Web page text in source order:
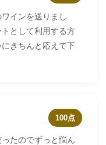
インを送りまし
として利用する方
きちんと応えて下
100点
たのでずっと悩ん